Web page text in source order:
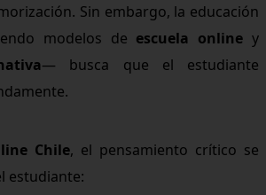
Sin embargo, la educación
modelos de escuela online y
— busca que el estudiante
Chile, el pensamiento crítico se
estudiante: